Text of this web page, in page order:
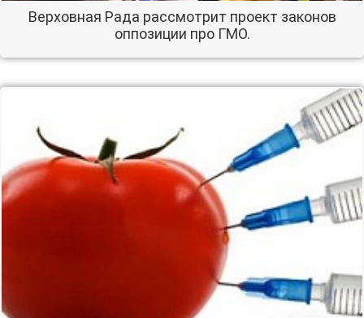
Верховная Рада рассмотрит проект законов
оппозиции про ГМО.